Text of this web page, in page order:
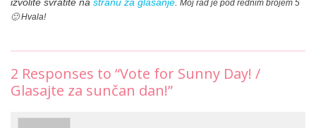
Moj rad je pod rednim brojem 5
🙂 Hvala!
2 Responses to “Vote for Sunny Day! /
Glasajte za sunčan dan!”